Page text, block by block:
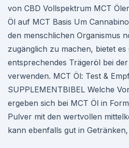
von CBD Vollspektrum MCT
Öl auf MCT Basis Um
den menschlichen Organismus
zugänglich zu machen, bietet es
entsprechendes Trägeröl bei
verwenden. MCT Öl: Test &
SUPPLEMENTBIBEL Welche
ergeben sich bei MCT Öl in
Pulver mit den wertvollen
kann ebenfalls gut in